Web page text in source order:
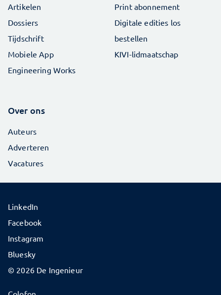
Artikelen
Dossiers
Tijdschrift
Mobiele App
Engineering Works
Print abonnement
Digitale edities los
bestellen
KIVI-lidmaatschap
Over ons
Auteurs
Adverteren
Vacatures
© 2026 De Ingenieur
LinkedIn
Facebook
Instagram
Bluesky